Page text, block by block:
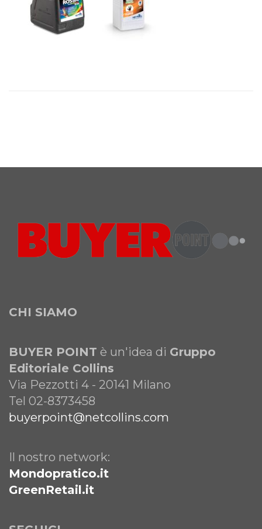
CHI SIAMO
BUYER POINT è un'idea di Gruppo
Editoriale Collins
Via Pezzotti 4 - 20141 Milano
Tel 02-8373458
buyerpoint@netcollins.com
Il nostro network:
Mondopratico.it
GreenRetail.it